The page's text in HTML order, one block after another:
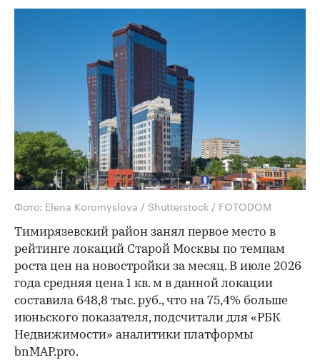
Фото: Elena Koromyslova / Shutterstock / FOTODOM
Тимирязевский район занял первое место в
рейтинге локаций Старой Москвы по темпам
роста цен на новостройки за месяц. В июле 2026
года средняя цена 1 кв. м в данной локации
составила 648,8 тыс. руб., что на 75,4% больше
июньского показателя, подсчитали для «РБК
Недвижимости» аналитики платформы
bnMAP.pro.